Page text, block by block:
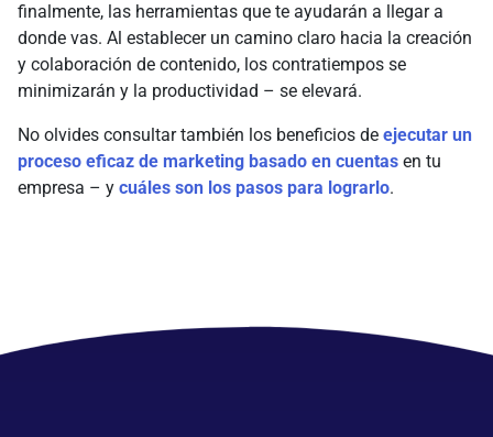
finalmente, las herramientas que te ayudarán a llegar a
donde vas. Al establecer un camino claro hacia la creación
y colaboración de contenido, los contratiempos se
minimizarán y la productividad – se elevará.
No olvides consultar también los beneficios de ejecutar un
proceso eficaz de marketing basado en cuentas en tu
empresa – y cuáles son los pasos para lograrlo.